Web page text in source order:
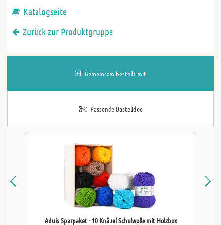
Katalogseite
Zurück zur Produktgruppe
Gemeinsam bestellt mit
Passende Bastelidee
Aduis Sparpaket - 10 Knäuel Schulwolle mit Holzbox